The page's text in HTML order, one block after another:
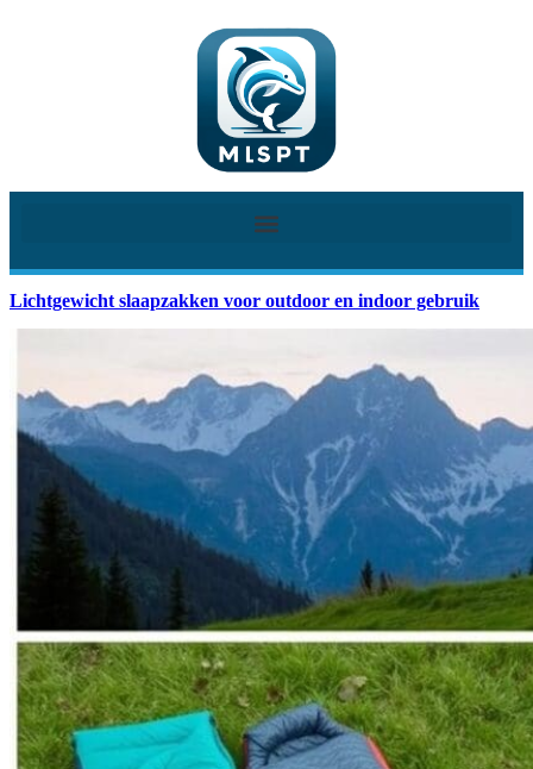
Lichtgewicht slaapzakken voor outdoor en indoor gebruik